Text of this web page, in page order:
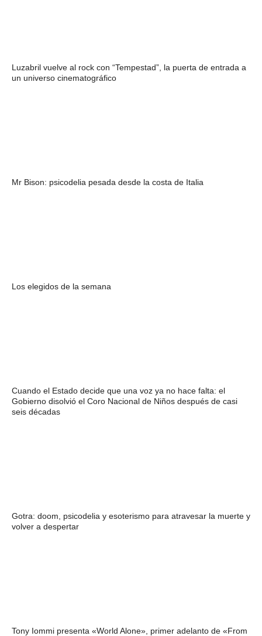
Luzabril vuelve al rock con “Tempestad”, la puerta de entrada a
un universo cinematográfico
Mr Bison: psicodelia pesada desde la costa de Italia
Los elegidos de la semana
Cuando el Estado decide que una voz ya no hace falta: el
Gobierno disolvió el Coro Nacional de Niños después de casi
seis décadas
Gotra: doom, psicodelia y esoterismo para atravesar la muerte y
volver a despertar
Tony Iommi presenta «World Alone», primer adelanto de «From